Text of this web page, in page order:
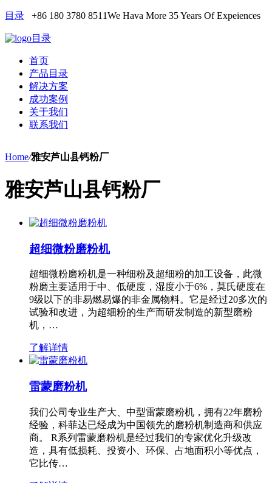
目录 +86 180 3780 8511We Hava More 35 Years Of Expeiences
目录
首页
产品目录
解决方案
成功案例
关于我们
联系我们
Home/雅安芦山县钙粉厂
雅安芦山县钙粉厂
超细微粉磨粉机
超细微粉磨粉机是一种细粉及超细粉的加工设备，此微
粉磨主要适用于中、低硬度，湿度小于6%，莫氏硬度在
9级以下的非易燃易爆的非金属物料。它是经过20多次的
试验和改进，为超细粉的生产而研发制造的新型磨粉
机，…
了解详情
雷蒙磨粉机
我们公司专业生产大、中型雷蒙磨粉机，拥有22年磨粉
经验，科菲达已经成为中国领先的磨粉机制造商和供应
商。 R系列雷蒙磨粉机是经过我们的专家优化升级改
造，具有低损耗、投资小、环保、占地面积小等优点，
它比传…